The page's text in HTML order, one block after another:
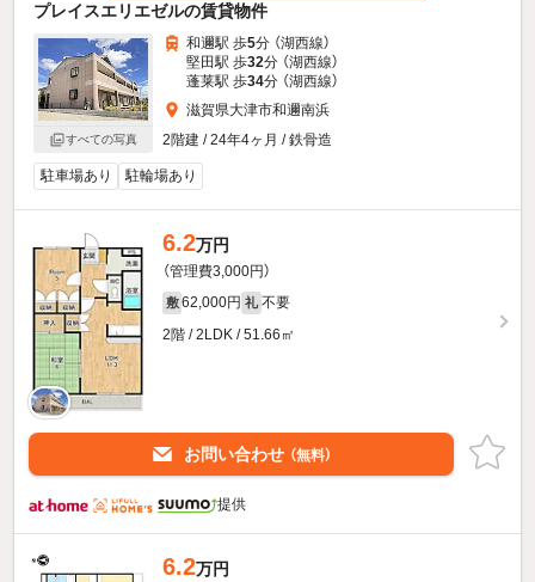
プレイスエリエゼルの賃貸物件
すべての写真
和邇駅 歩5分 （湖西線）
堅田駅 歩32分 （湖西線）
蓬莱駅 歩34分 （湖西線）
滋賀県大津市和邇南浜
2階建 / 24年4ヶ月 / 鉄骨造
駐車場あり 駐輪場あり
6.2万円
（管理費3,000円）
敷 62,000円 礼 不要
2階 / 2LDK / 51.66㎡
お問い合わせ （無料）
提供
6.2万円